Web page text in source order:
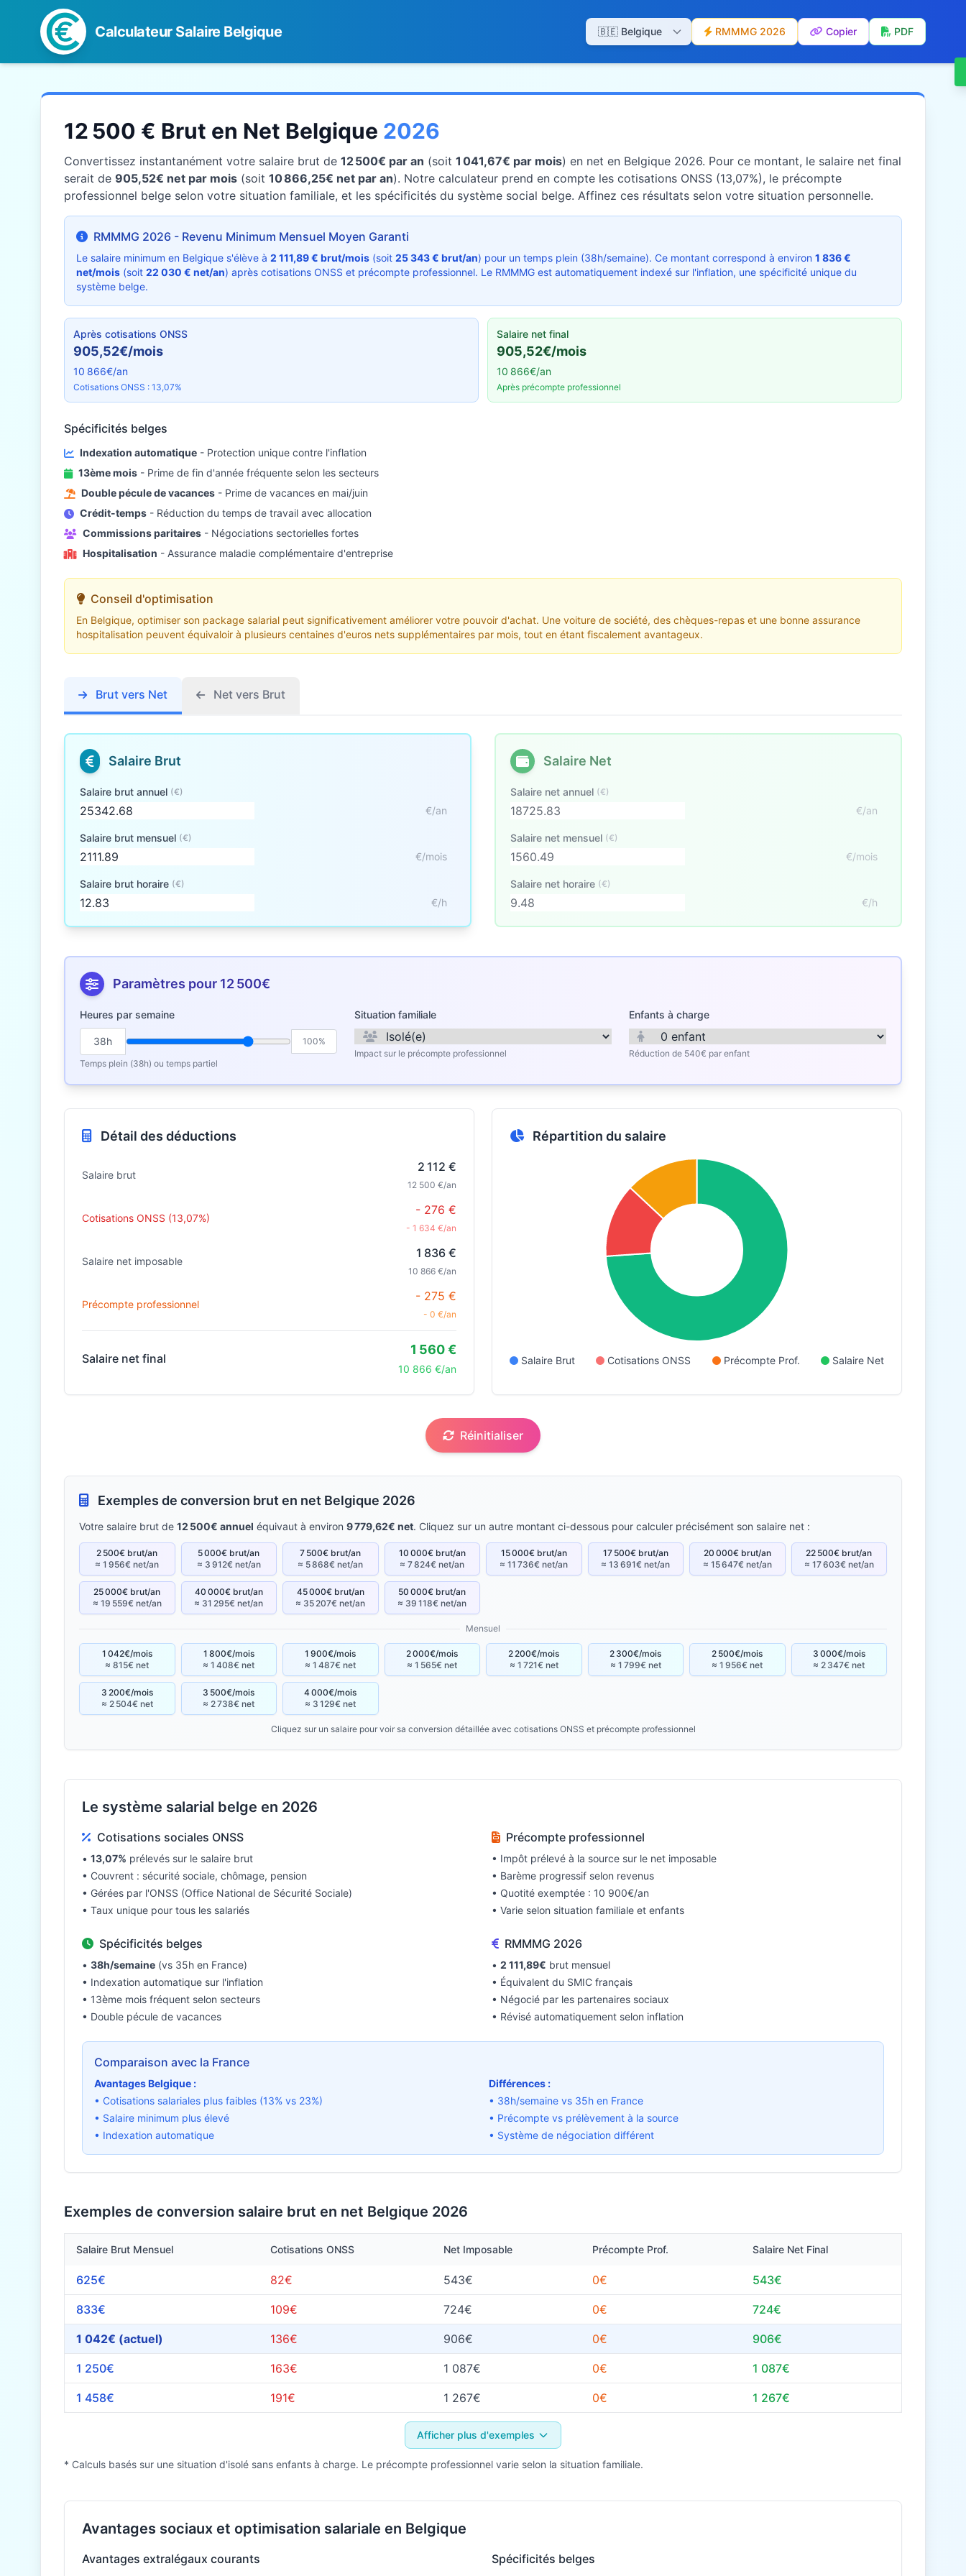
Calculateur Salaire Belgique RMMMG 2026 Copier PDF
12 500 € Brut en Net Belgique 2026
Convertissez instantanément votre salaire brut de 12 500€ par an (soit 1 041,67€ par mois) en net en Belgique 2026. Pour ce montant, le salaire net final
serait de 905,52€ net par mois (soit 10 866,25€ net par an). Notre calculateur prend en compte les cotisations ONSS (13,07%), le précompte
professionnel belge selon votre situation familiale, et les spécificités du système social belge. Affinez ces résultats selon votre situation personnelle.
RMMMG 2026 - Revenu Minimum Mensuel Moyen Garanti
Le salaire minimum en Belgique s'élève à 2 111,89 € brut/mois (soit 25 343 € brut/an) pour un temps plein (38h/semaine). Ce montant correspond à environ 1 836 €
net/mois (soit 22 030 € net/an) après cotisations ONSS et précompte professionnel. Le RMMMG est automatiquement indexé sur l'inflation, une spécificité unique du
système belge.
Après cotisations ONSS
905,52€/mois
10 866€/an
Cotisations ONSS : 13,07%
Salaire net final
905,52€/mois
10 866€/an
Après précompte professionnel
Spécificités belges
Indexation automatique - Protection unique contre l'inflation
13ème mois - Prime de fin d'année fréquente selon les secteurs
Double pécule de vacances - Prime de vacances en mai/juin
Crédit-temps - Réduction du temps de travail avec allocation
Commissions paritaires - Négociations sectorielles fortes
Hospitalisation - Assurance maladie complémentaire d'entreprise
Conseil d'optimisation
En Belgique, optimiser son package salarial peut significativement améliorer votre pouvoir d'achat. Une voiture de société, des chèques-repas et une bonne assurance
hospitalisation peuvent équivaloir à plusieurs centaines d'euros nets supplémentaires par mois, tout en étant fiscalement avantageux.
Brut vers Net Net vers Brut
Salaire Brut
Salaire brut annuel (€)
€/an
Salaire brut mensuel (€)
€/mois
Salaire brut horaire (€)
€/h
Salaire Net
Salaire net annuel (€)
€/an
Salaire net mensuel (€)
€/mois
Salaire net horaire (€)
€/h
Paramètres pour 12 500€
Heures par semaine
38h 100%
Temps plein (38h) ou temps partiel
Situation familiale
Impact sur le précompte professionnel
Enfants à charge
Réduction de 540€ par enfant
Détail des déductions
Salaire brut
2 112 €
12 500 €/an
Cotisations ONSS (13,07%)
- 276 €
- 1 634 €/an
Salaire net imposable
1 836 €
10 866 €/an
Précompte professionnel
- 275 €
- 0 €/an
Salaire net final
1 560 €
10 866 €/an
Répartition du salaire
Salaire Brut Cotisations ONSS Précompte Prof. Salaire Net
Réinitialiser
Exemples de conversion brut en net Belgique 2026
Votre salaire brut de 12 500€ annuel équivaut à environ 9 779,62€ net. Cliquez sur un autre montant ci-dessous pour calculer précisément son salaire net :
2 500€ brut/an
≈ 1 956€ net/an
5 000€ brut/an
≈ 3 912€ net/an
7 500€ brut/an
≈ 5 868€ net/an
10 000€ brut/an
≈ 7 824€ net/an
15 000€ brut/an
≈ 11 736€ net/an
17 500€ brut/an
≈ 13 691€ net/an
20 000€ brut/an
≈ 15 647€ net/an
22 500€ brut/an
≈ 17 603€ net/an
25 000€ brut/an
≈ 19 559€ net/an
40 000€ brut/an
≈ 31 295€ net/an
45 000€ brut/an
≈ 35 207€ net/an
50 000€ brut/an
≈ 39 118€ net/an
Mensuel
1 042€/mois
≈ 815€ net
1 800€/mois
≈ 1 408€ net
1 900€/mois
≈ 1 487€ net
2 000€/mois
≈ 1 565€ net
2 200€/mois
≈ 1 721€ net
2 300€/mois
≈ 1 799€ net
2 500€/mois
≈ 1 956€ net
3 000€/mois
≈ 2 347€ net
3 200€/mois
≈ 2 504€ net
3 500€/mois
≈ 2 738€ net
4 000€/mois
≈ 3 129€ net
Cliquez sur un salaire pour voir sa conversion détaillée avec cotisations ONSS et précompte professionnel
Le système salarial belge en 2026
Cotisations sociales ONSS
• 13,07% prélevés sur le salaire brut
• Couvrent : sécurité sociale, chômage, pension
• Gérées par l'ONSS (Office National de Sécurité Sociale)
• Taux unique pour tous les salariés
Précompte professionnel
• Impôt prélevé à la source sur le net imposable
• Barème progressif selon revenus
• Quotité exemptée : 10 900€/an
• Varie selon situation familiale et enfants
Spécificités belges
• 38h/semaine (vs 35h en France)
• Indexation automatique sur l'inflation
• 13ème mois fréquent selon secteurs
• Double pécule de vacances
RMMMG 2026
• 2 111,89€ brut mensuel
• Équivalent du SMIC français
• Négocié par les partenaires sociaux
• Révisé automatiquement selon inflation
Comparaison avec la France
Avantages Belgique :
• Cotisations salariales plus faibles (13% vs 23%)
• Salaire minimum plus élevé
• Indexation automatique
Différences :
• 38h/semaine vs 35h en France
• Précompte vs prélèvement à la source
• Système de négociation différent
Exemples de conversion salaire brut en net Belgique 2026
Salaire Brut Mensuel Cotisations ONSS Net Imposable Précompte Prof. Salaire Net Final
625€ 82€ 543€ 0€ 543€
833€ 109€ 724€ 0€ 724€
1 042€ (actuel) 136€ 906€ 0€ 906€
1 250€ 163€ 1 087€ 0€ 1 087€
1 458€ 191€ 1 267€ 0€ 1 267€
Afficher plus d'exemples
* Calculs basés sur une situation d'isolé sans enfants à charge. Le précompte professionnel varie selon la situation familiale.
Avantages sociaux et optimisation salariale en Belgique
Avantages extralégaux courants Spécificités belges